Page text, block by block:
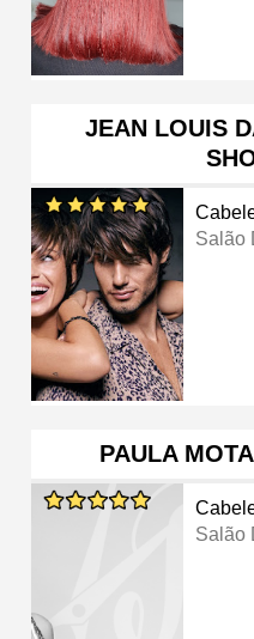
JEAN LOUIS
Salão
PAULA
Salão